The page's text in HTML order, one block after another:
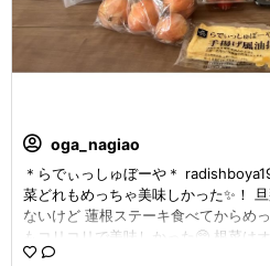
oga_nagiao
＊らでぃっしゅぼーや＊
菜どれもめっちゃ美味しかった✨！
ないけど 蓮根ステーキ食べてからめ
もコリコリで美味しかった🥺 根菜は
でで どれも美味しくて楽ちんやし大